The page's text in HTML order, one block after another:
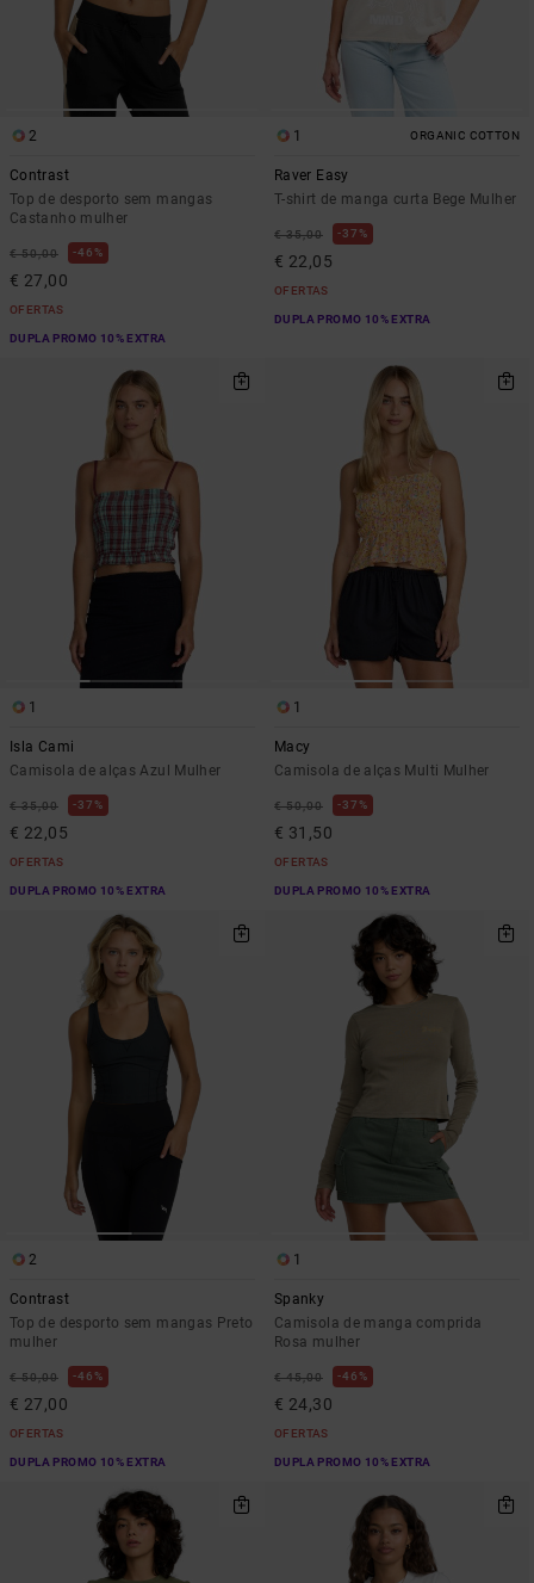
2
Contrast
Top de desporto sem mangas
Castanho mulher
€ 50,00 46%
€ 27,00
OFERTAS
DUPLA PROMO 10% EXTRA
1 ORGANIC COTTON
Raver Easy
T-shirt de manga curta Bege Mulher
€ 35,00 37%
€ 22,05
OFERTAS
DUPLA PROMO 10% EXTRA
1
Isla Cami
Camisola de alças Azul Mulher
€ 35,00 37%
€ 22,05
OFERTAS
DUPLA PROMO 10% EXTRA
1
Macy
Camisola de alças Multi Mulher
€ 50,00 37%
€ 31,50
OFERTAS
DUPLA PROMO 10% EXTRA
2
Contrast
Top de desporto sem mangas Preto
mulher
€ 50,00 46%
€ 27,00
OFERTAS
DUPLA PROMO 10% EXTRA
1
Spanky
Camisola de manga comprida
Rosa mulher
€ 45,00 46%
€ 24,30
OFERTAS
DUPLA PROMO 10% EXTRA